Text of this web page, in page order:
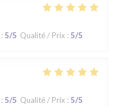
: 5/5 Qualité / Prix : 5/5
: 5/5 Qualité / Prix : 5/5